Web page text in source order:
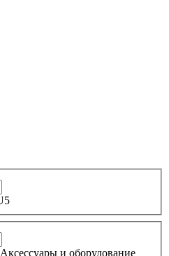
Аксессуары и оборудование